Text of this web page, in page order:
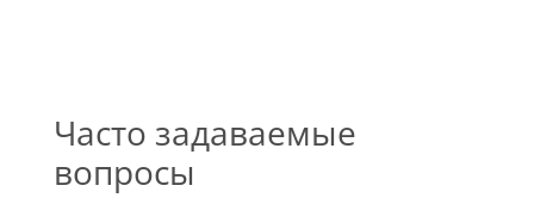
Часто задаваемые
вопросы